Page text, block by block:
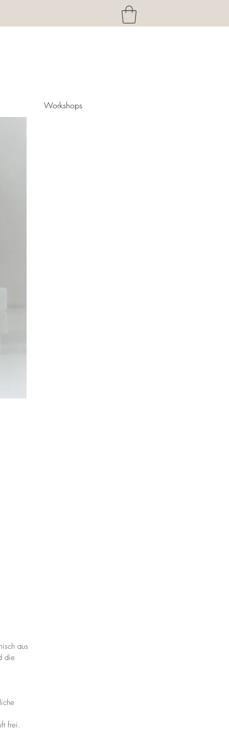
Workshops
aus
die
frei.